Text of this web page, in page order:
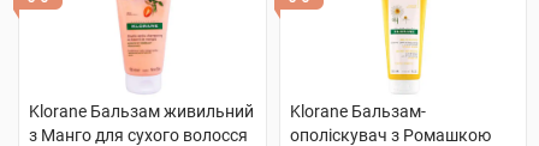
Klorane Бальзам живильний
з Манго для сухого волосся
Klorane Бальзам-
ополіскувач з Ромашкою